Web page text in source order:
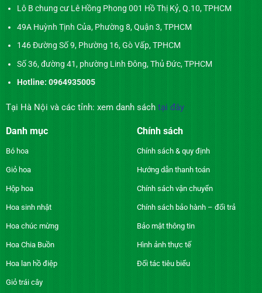
Lô B chung cư Lê Hồng Phong 001 Hồ Thị Kỷ, Q.10, TPHCM
49A Huỳnh Tịnh Của, Phường 8, Quận 3, TPHCM
146 Đường Số 9, Phường 16, Gò Vấp, TPHCM
Số 36, đường 41, phường Linh Đông, Thủ Đức, TPHCM
Hotline: 0964935005
Tại Hà Nội và các tỉnh: xem danh sách tại đây
Danh mục
Bó hoa
Giỏ hoa
Hộp hoa
Hoa sinh nhật
Hoa chúc mừng
Hoa Chia Buồn
Hoa lan hồ điệp
Giỏ trái cây
Chính sách
Chính sách & quy định
Hướng dẫn thanh toán
Chính sách vận chuyển
Chính sách bảo hành – đổi trả
Bảo mật thông tin
Hình ảnh thực tế
Đối tác tiêu biểu